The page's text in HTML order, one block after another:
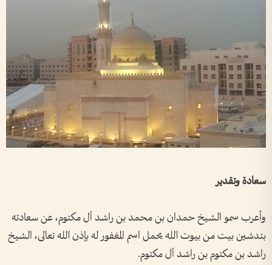
سعادة وتقدير
وأعرب سمو الشيخ حمدان بن محمد بن راشد آل مكتوم، عن سعادته
بتدشين بيت من بيوت الله يحمل اسم المغفور له بإذن الله تعالى، الشيخ
راشد بن مكتوم بن راشد آل مكتوم.